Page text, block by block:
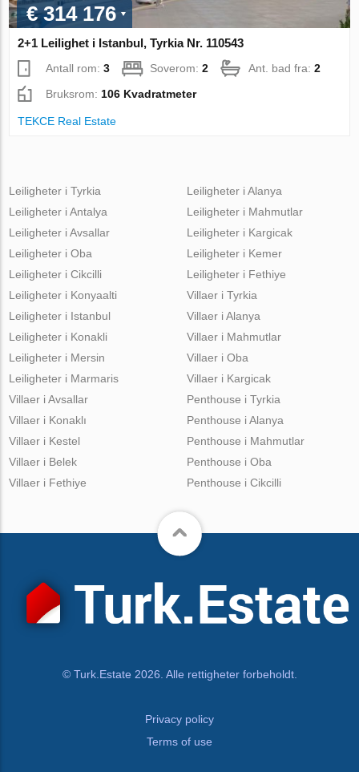
€ 314 176
2+1 Leilighet i Istanbul, Tyrkia Nr. 110543
Antall rom:3 Soverom:2 Ant. bad fra:2
Bruksrom: 106 Kvadratmeter
TEKCE Real Estate
Leiligheter i Tyrkia
Leiligheter i Antalya
Leiligheter i Avsallar
Leiligheter i Oba
Leiligheter i Cikcilli
Leiligheter i Alanya
Leiligheter i Mahmutlar
Leiligheter i Kargicak
Leiligheter i Kemer
Leiligheter i Fethiye
Leiligheter i Konyaalti
Leiligheter i Istanbul
Leiligheter i Konakli
Leiligheter i Mersin
Leiligheter i Marmaris
Villaer i Tyrkia
Villaer i Alanya
Villaer i Mahmutlar
Villaer i Oba
Villaer i Kargicak
Villaer i Avsallar
Villaer i Konaklı
Villaer i Kestel
Villaer i Belek
Villaer i Fethiye
Penthouse i Tyrkia
Penthouse i Alanya
Penthouse i Mahmutlar
Penthouse i Oba
Penthouse i Cikcilli
© Turk.Estate 2026. Alle rettigheter forbeholdt.
Privacy policy
Terms of use